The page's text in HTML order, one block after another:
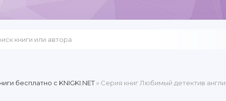
бесплатно c KNIGKI.NET» Серия книг Любимый детектив